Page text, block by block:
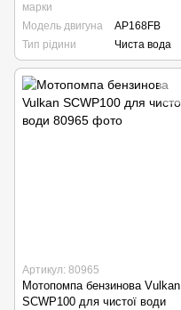
марки
Модель двигуна
AP168FB
Тип рідини
Чиста вода
Артикул: 80965
Мотопомпа бензинова Vulkan
SCWP100 для чистої води